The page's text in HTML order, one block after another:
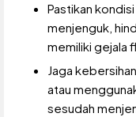
Pastikan
menjenguk,
memiliki gejala
Jaga
atau
sesudah